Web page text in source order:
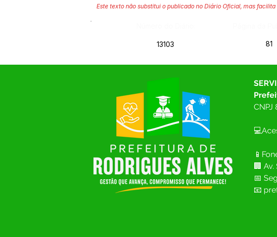
Este texto não substitui o publicado no Diário Oficial, mas
13103 81
CNPJ
🏢 Av.
📅
📧